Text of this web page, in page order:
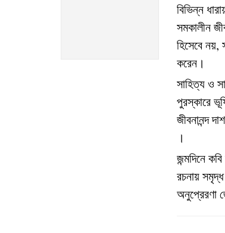
বিভিন্ন
সমকালীন
হিসেবে নয়,
করেন ।
সাহিত্য ও
পুরস্কারে
জীবনানন্দ দাশ
।
জন্মদিনে কবি
রচনায় সমৃদ্ধ
অনুপ্রেরণা